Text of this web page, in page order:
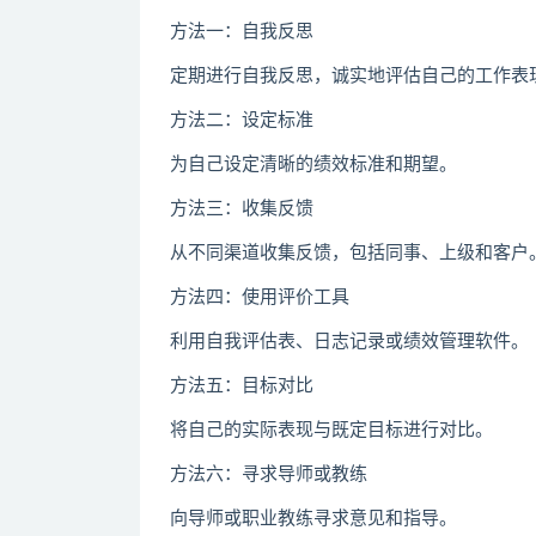
方法一：自我反思
定期进行自我反思，诚实地评估自己的工作表
方法二：设定标准
为自己设定清晰的绩效标准和期望。
方法三：收集反馈
从不同渠道收集反馈，包括同事、上级和客户
方法四：使用评价工具
利用自我评估表、日志记录或绩效管理软件。
方法五：目标对比
将自己的实际表现与既定目标进行对比。
方法六：寻求导师或教练
向导师或职业教练寻求意见和指导。